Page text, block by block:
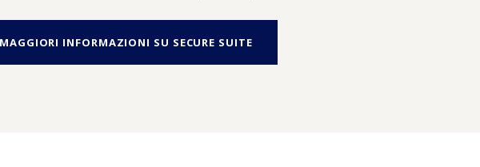
MAGGIORI INFORMAZIONI SU SECURE SUITE